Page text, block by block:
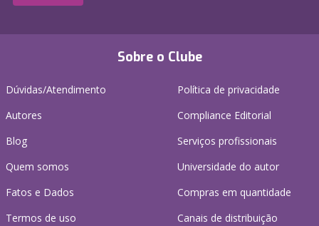
Sobre o Clube
Dúvidas/Atendimento
Autores
Blog
Quem somos
Fatos e Dados
Termos de uso
Política de privacidade
Compliance Editorial
Serviços profissionais
Universidade do autor
Compras em quantidade
Canais de distribuição